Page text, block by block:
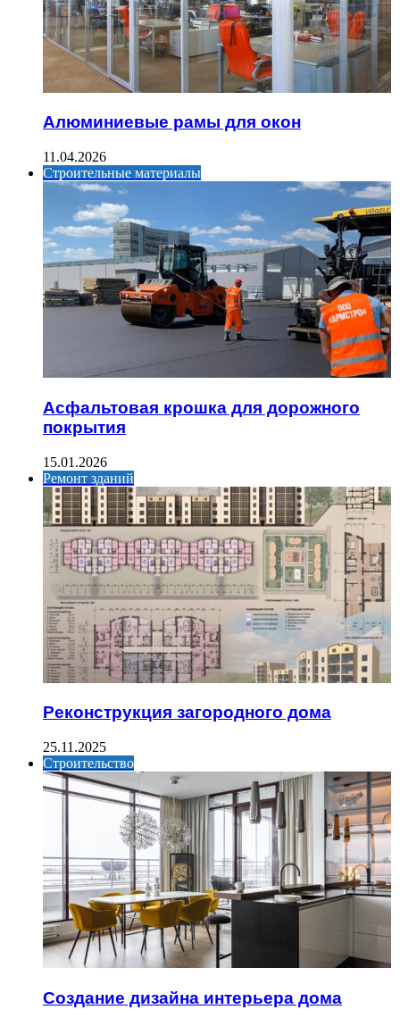
Алюминиевые рамы для окон
11.04.2026
Строительные материалы
Асфальтовая крошка для дорожного
покрытия
15.01.2026
Ремонт зданий
Реконструкция загородного дома
25.11.2025
Строительство
Создание дизайна интерьера дома